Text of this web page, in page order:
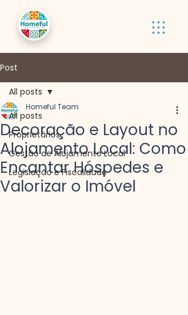
Post
All posts
Proprietários
Gestão de Alojamento Local
Legislação e Fiscalidade
All posts
Decoração e Layout no
Alojamento Local: Como
Encantar Hóspedes e
Valorizar o Imóvel
Homeful Team